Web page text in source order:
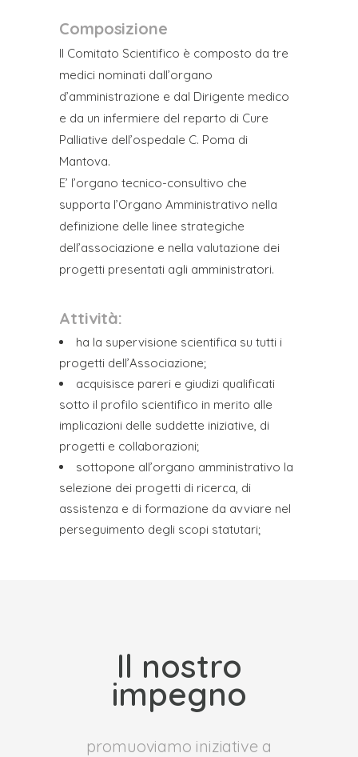
Composizione
Il Comitato Scientifico è composto da tre
medici nominati dall’organo
d’amministrazione e dal Dirigente medico
e da un infermiere del reparto di Cure
Palliative dell’ospedale C. Poma di
Mantova.
E’ l’organo tecnico-consultivo che
supporta l’Organo Amministrativo nella
definizione delle linee strategiche
dell’associazione e nella valutazione dei
progetti presentati agli amministratori.
Attività:
ha la supervisione scientifica su tutti i
progetti dell’Associazione;
acquisisce pareri e giudizi qualificati
sotto il profilo scientifico in merito alle
implicazioni delle suddette iniziative, di
progetti e collaborazioni;
sottopone all’organo amministrativo la
selezione dei progetti di ricerca, di
assistenza e di formazione da avviare nel
perseguimento degli scopi statutari;
Il nostro
impegno
promuoviamo iniziative a